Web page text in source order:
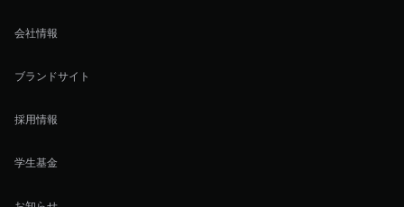
会社情報
ブランドサイト
採用情報
学生基金